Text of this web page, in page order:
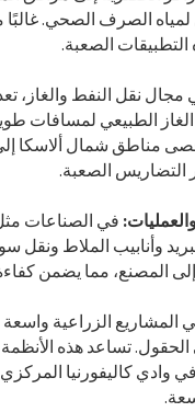
لمياه الصرف الصحي.
الصعبة.
مجال نقل النفط والغاز،
مناطق شمال ألاسكا
التضاريس الصعبة.
في الصناعات مثل
المصنع، مما يضمن
المشاريع الزراعية
تساعد هذه
كاليفورنيا المركزي،